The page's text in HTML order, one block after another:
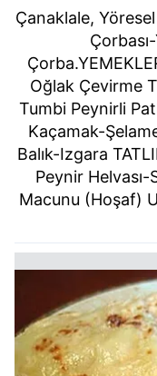
Çanaklale,
Oğlak Çevirme
Tumbi Peynirli
Kaçamak-
Balık-Izgara
Peynir Helvası-
Macunu (Hoşaf)